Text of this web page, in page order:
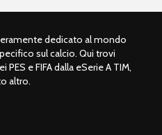
dedicato al mondo
sul calcio. Qui trovi
e FIFA dalla eSerie A TIM,
altro.